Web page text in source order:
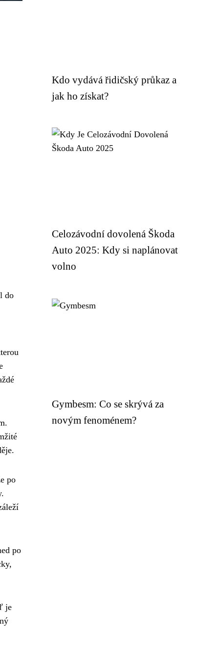
do
po
po
je
Kdo vydává řidičský průkaz a
jak ho získat?
Celozávodní dovolená Škoda
Auto 2025: Kdy si naplánovat
volno
Gymbesm: Co se skrývá za
novým fenoménem?